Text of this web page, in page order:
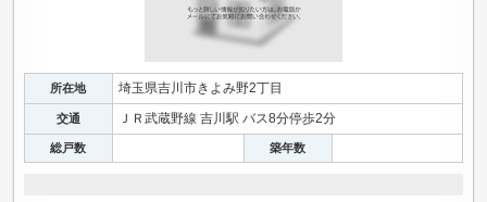
所在地 埼玉県吉川市きよみ野2丁目
交通 ＪＲ武蔵野線 吉川駅 バス8分停歩2分
総戸数 築年数